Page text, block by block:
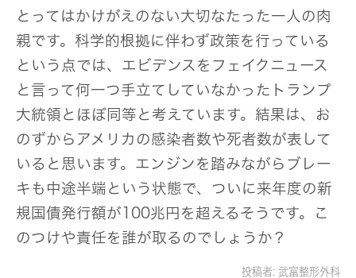
とってはかけがえのない大切なたった一人の肉
親です。科学的根拠に伴わず政策を行っている
という点では、エビデンスをフェイクニュース
と言って何一つ手立てしていなかったトランプ
大統領とほぼ同等と考えています。結果は、お
のずからアメリカの感染者数や死者数が表して
いると思います。エンジンを踏みながらブレー
キも中途半端という状態で、ついに来年度の新
規国債発行額が100兆円を超えるそうです。こ
のつけや責任を誰が取るのでしょうか？
投稿者: 武富整形外科